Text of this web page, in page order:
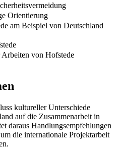
Orientierung
am Beispiel von Deutschland
von Hofstede
kultureller Unterschiede
auf die Zusammenarbeit in
daraus Handlungsempfehlungen
die internationale Projektarbeit